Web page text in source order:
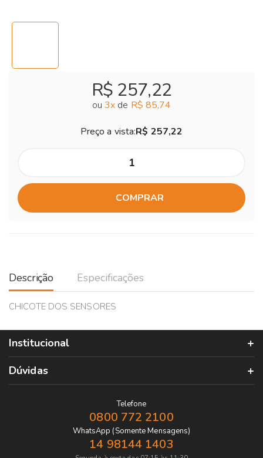
R$ 257,22
ou 3x de R$ 85,74
Preço a vista:R$ 257,22
COMPRAR
Descrição Especificações
CHICOTE DOS SENSORES
Institucional
Dúvidas
Telefone
0800 772 2100
WhatsApp (Somente Mensagens)
14 98144 1403